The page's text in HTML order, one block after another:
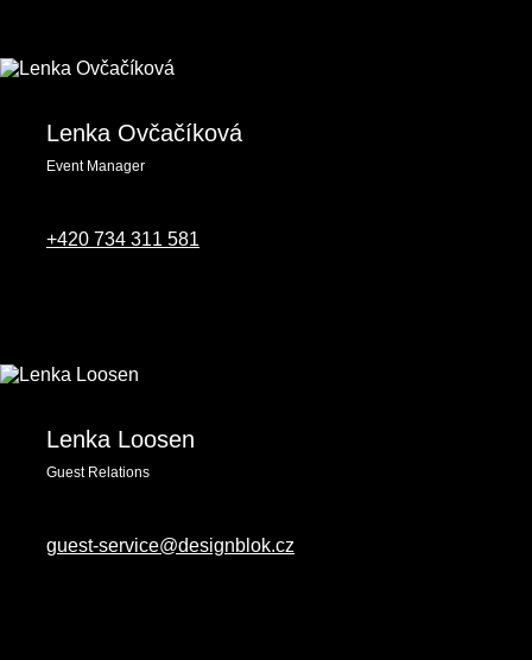
Lenka Ovčačíková
Event Manager
‭+420 734 311 581‬
Lenka Loosen
Guest Relations
guest-service@designblok.cz